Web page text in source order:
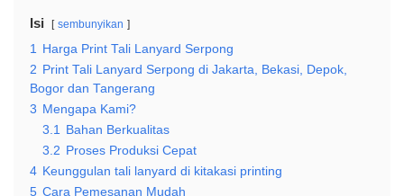
Isi sembunyikan
1
Harga Print Tali Lanyard Serpong
2 Print Tali Lanyard Serpong di Jakarta, Bekasi, Depok,
Bogor dan Tangerang
3 Mengapa Kami?
3.1
Bahan Berkualitas
3.2 Proses Produksi Cepat
4 Keunggulan tali lanyard di kitakasi printing
5 Cara Pemesanan Mudah